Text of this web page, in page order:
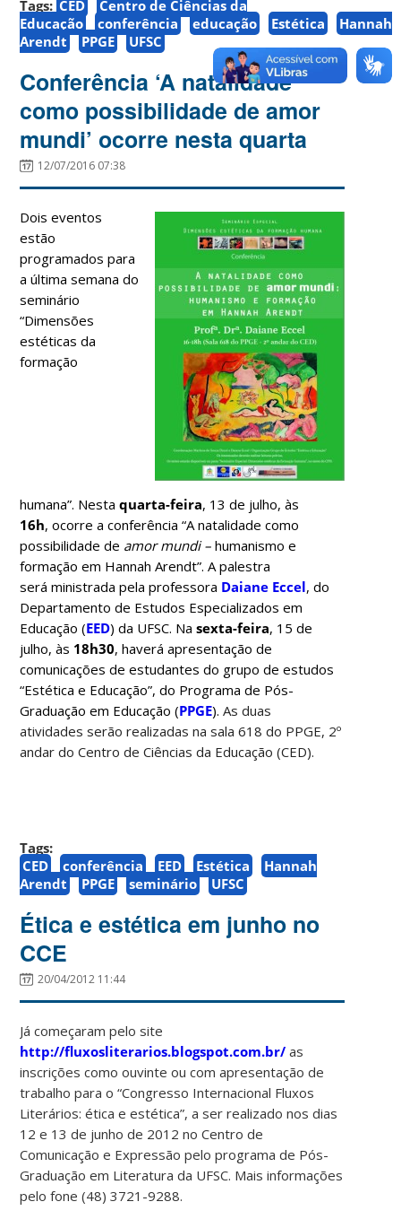
Tags: CED
Centro de Ciências da
Educação
conferência educação Estética
Hannah
Arendt
PPGE UFSC
Conferência ‘A natalidade
como possibilidade de amor
mundi’ ocorre nesta quarta
12/07/2016 07:38
Dois eventos
estão
programados para
a última semana do
seminário
“Dimensões
estéticas da
formação
humana”. Nestaquarta-feira, 13 de julho, às
16h, ocorre a conferência “A natalidade como
possibilidade de amor mundi – humanismo e
formação em Hannah Arendt”. A palestra
será ministrada pela professora Daiane Eccel, do
Departamento de Estudos Especializados em
Educação (EED) da UFSC. Nasexta-feira, 15 de
julho, às 18h30, haverá apresentação de
comunicações de estudantes do grupo de estudos
“Estética e Educação”, do Programa de Pós-
Graduação em Educação (PPGE).As duas
atividades serão realizadas na sala 618 do PPGE, 2º
andar do Centro de Ciências da Educação (CED).
Tags:
CED
conferência EED Estética
Hannah
Arendt
PPGE seminário UFSC
Ética e estética em junho no
CCE
20/04/2012 11:44
Já começaram pelo site
http://fluxosliterarios.blogspot.com.br/ as
inscrições como ouvinte ou com apresentação de
trabalho para o “Congresso Internacional Fluxos
Literários: ética e estética”, a ser realizado nos dias
12 e 13 de junho de 2012 no Centro de
Comunicação e Expressão pelo programa de Pós-
Graduação em Literatura da UFSC. Mais informações
pelo fone (48) 3721-9288.